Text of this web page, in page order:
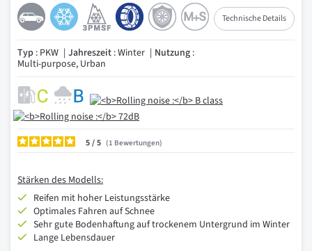
Technische Details
Typ : PKW Jahreszeit : Winter Nutzung :
Multi-purpose, Urban
5/ 1 Bewertungen
Stärken des Modells:
Reifen mit hoher Leistungsstärke
Optimales Fahren auf Schnee
Sehr gute Bodenhaftung auf trockenem Untergrund im Winter
Lange Lebensdauer